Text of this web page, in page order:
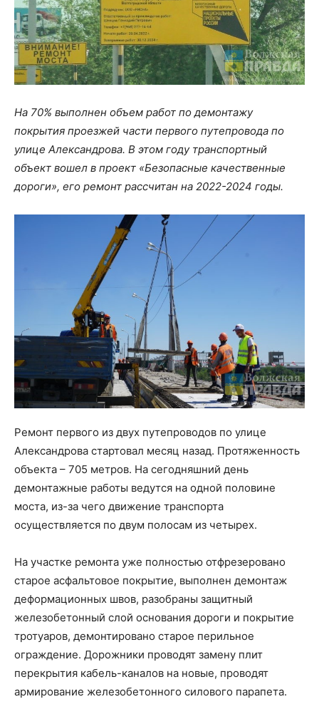
На 70% выполнен объем работ по демонтажу
покрытия проезжей части первого путепровода по
улице Александрова. В этом году транспортный
объект вошел в проект «Безопасные качественные
дороги», его ремонт рассчитан на 2022-2024 годы.
Ремонт первого из двух путепроводов по улице
Александрова стартовал месяц назад. Протяженность
объекта – 705 метров. На сегодняшний день
демонтажные работы ведутся на одной половине
моста, из-за чего движение транспорта
осуществляется по двум полосам из четырех.
На участке ремонта уже полностью отфрезеровано
старое асфальтовое покрытие, выполнен демонтаж
деформационных швов, разобраны защитный
железобетонный слой основания дороги и покрытие
тротуаров, демонтировано старое перильное
ограждение. Дорожники проводят замену плит
перекрытия кабель-каналов на новые, проводят
армирование железобетонного силового парапета.